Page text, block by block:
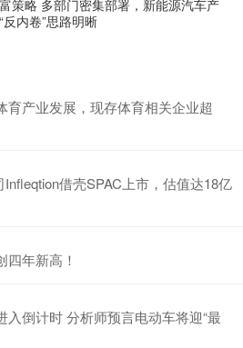
策略 多部门密集部署，新能源汽车产
反内卷”思路明晰
育产业发展，现存体育相关企业超
借壳SPAC上市，估值达18亿
年新高！
入倒计时 分析师预言电动车将迎“最